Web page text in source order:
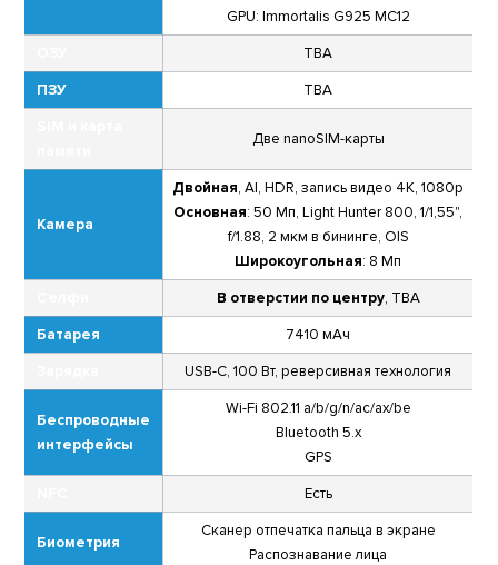
GPU: Immortalis G925 MC12
TBA
ПЗУ TBA
Две nanoSIM-карты
Камера
Двойная, AI, HDR, запись видео 4K, 1080p
Основная: 50 Мп, Light Hunter 800, 1/1,55",
f/1.88, 2 мкм в бининге, OIS
Широкоугольная: 8 Мп
В отверстии по центру, TBA
Батарея 7410 мАч
USB-C, 100 Вт, реверсивная технология
Беспроводные
интерфейсы
Wi-Fi 802.11 a/b/g/n/ac/ax/be
Bluetooth 5.x
GPS
Есть
Биометрия
Сканер отпечатка пальца в экране
Распознавание лица